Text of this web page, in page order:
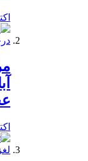
اکتبر
اکتبر